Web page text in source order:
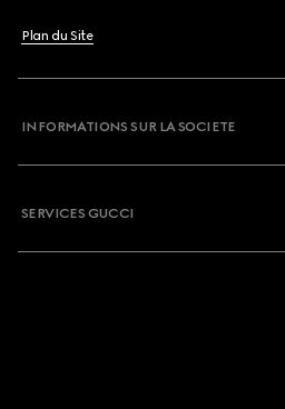
Plan du Site
INFORMATIONS SUR LA SOCIETE
SERVICES GUCCI